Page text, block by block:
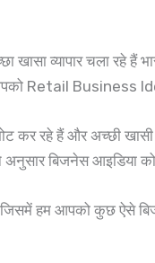
खासा व्यापार चला
Business
रहे हैं और अच्छी
बिजनेस आइडिया
हम आपको कुछ ऐसे